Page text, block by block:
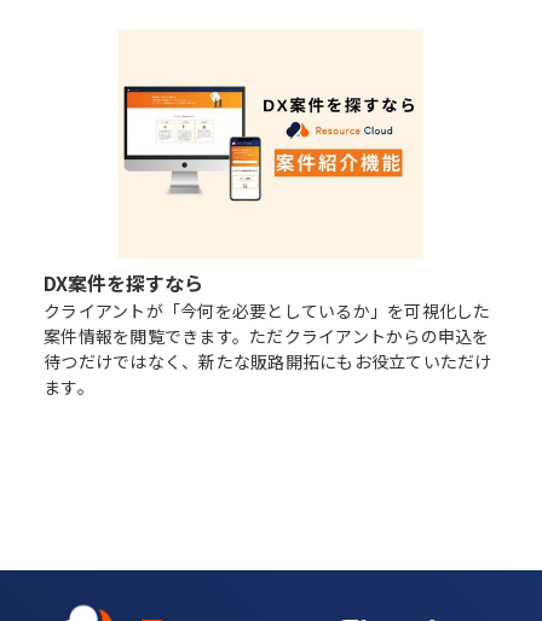
DX案件を探すなら
クライアントが「今何を必要としているか」を可視化した
案件情報を閲覧できます。ただクライアントからの申込を
待つだけではなく、新たな販路開拓にもお役立ていただけ
ます。